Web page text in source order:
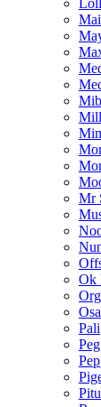
Mr
Ok
Pali